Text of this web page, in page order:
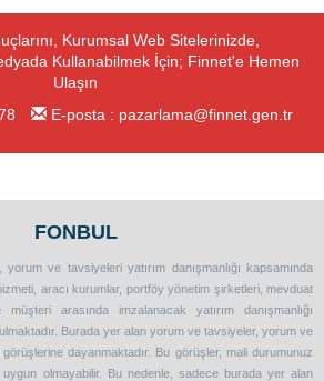
Kurumsal Web Sitelerinizde,
Kullanabilmek İçin; Finnet'e Hemen
Ulaşın
E-posta : pazarlama@finnet.gen.tr
FONBUL
ve tavsiyeleri yatırım danışmanlığı kapsamında
hizmeti, aracı kurumlar, portföy yönetim şirketleri, mevduat
arasında imzalanacak yatırım danışmanlığı
Burada yer alan yorum ve tavsiyeler, yorum ve
dayanmaktadır. Bu görüşler, mali durumunuz
olmayabilir. Bu nedenle, sadece burada yer alan